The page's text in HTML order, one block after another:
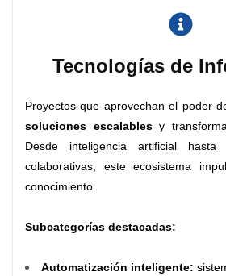
Tecnologías de
Proyectos que aprovechan el poder
soluciones escalablesy
Desde inteligencia artificial hasta
colaborativas, este ecosistema
conocimiento.
Subcategorías destacadas:
Automatización inteligente: